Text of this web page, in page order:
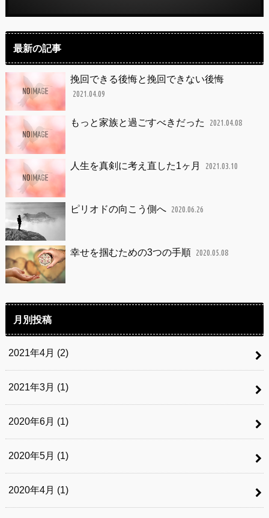
最新の記事
挽回できる後悔と挽回できない後悔
2021.04.09
もっと家族と過ごすべきだった 2021.04.08
人生を真剣に考え直した1ヶ月 2021.03.10
ピリオドの向こう側へ 2020.06.26
幸せを掴むための3つの手順 2020.05.08
月別投稿
2021年4月 (2)
2021年3月 (1)
2020年6月 (1)
2020年5月 (1)
2020年4月 (1)